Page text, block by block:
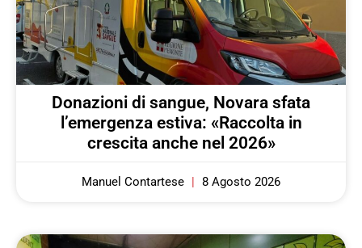
Donazioni di sangue, Novara sfata
l’emergenza estiva: «Raccolta in
crescita anche nel 2026»
Manuel Contartese 8 Agosto 2026